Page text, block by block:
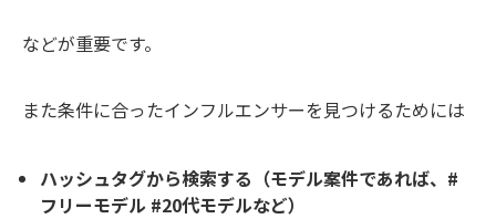
などが重要です。
また条件に合ったインフルエンサーを見つけるためには
ハッシュタグから検索する（モデル案件であれば、#
フリーモデル #20代モデルなど）